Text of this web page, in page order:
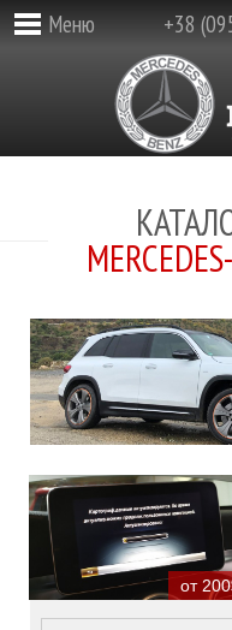
Меню +38
от